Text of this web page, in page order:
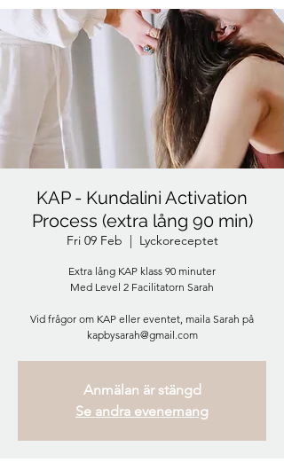
KAP - Kundalini Activation
Process (extra lång 90 min)
Fri 09 Feb
  |
Lyckoreceptet
Extra lång KAP klass 90 minuter
Med Level 2 Facilitatorn Sarah
Vid frågor om KAP eller eventet, maila Sarah på
kapbysarah@gmail.com
Anmälan är stängd
Se andra evenemang